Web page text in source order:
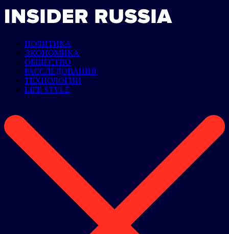
ПОЛИТИКА
ЭКОНОМИКА
ОБЩЕСТВО
РАССЛЕДОВАНИЯ
ТЕХНОЛОГИИ
LIFE STYLE